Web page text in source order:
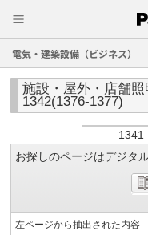
電気・建築設備（ビジネス）
施設・屋外・店舗
1342(1376-1377)
1341
お探しのページはデジタ
左ページから抽出された内容